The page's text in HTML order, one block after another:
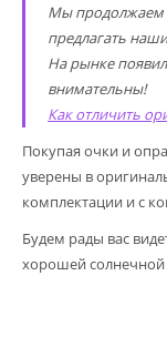
Мы продолжаем
предлагать
На рынке
внимательны!
Как отличить
Покупая очки и
уверены в
комплектации и с
Будем рады вас
хорошей